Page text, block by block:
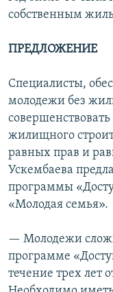
собственным
ПРЕДЛОЖЕНИЕ
Специалисты,
молодежи без
жилищного
равных прав и
Ускембаева
программы
«Молодая семья».
— Молодежи
программе
течение трех лет